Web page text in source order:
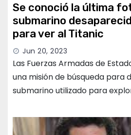
Se conoció la última
submarino
para ver al Titanic
Jun 20, 2023
Las Fuerzas Armadas de
una misión de búsqueda para
submarino utilizado para